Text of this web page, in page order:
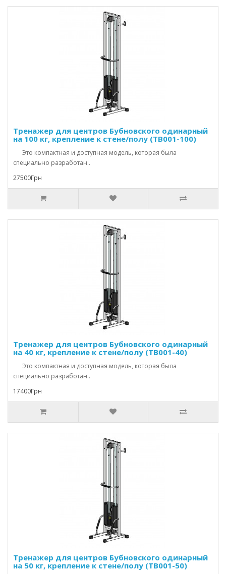
Тренажер для центров Бубновского одинарный
на 100 кг, крепление к стене/полу (TB001-100)
Это компактная и доступная модель, которая была
специально разработан..
27500Грн
Тренажер для центров Бубновского одинарный
на 40 кг, крепление к стене/полу (TB001-40)
Это компактная и доступная модель, которая была
специально разработан..
17400Грн
Тренажер для центров Бубновского одинарный
на 50 кг, крепление к стене/полу (TB001-50)